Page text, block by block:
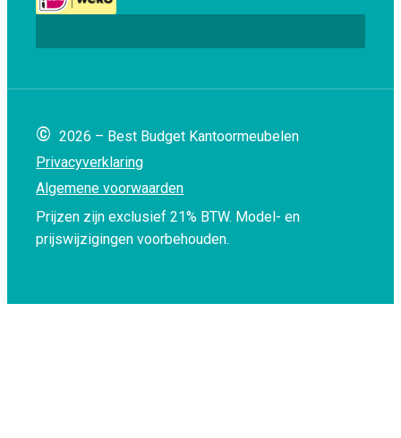
© 2026 – Best Budget Kantoormeubelen
Privacyverklaring
Algemene voorwaarden
Prijzen zijn exclusief 21% BTW. Model- en
prijswijzigingen voorbehouden.